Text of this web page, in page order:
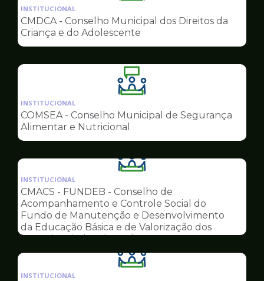
da
pagina
de
Conselhos
INSTITUCIONAL
CMDCA - Conselho Municipal dos Direitos da
Criança e do Adolescente
Ilustração
da
pagina
Conselhos
INSTITUCIONAL
COMSEA - Conselho Municipal de Segurança
Alimentar e Nutricional
Ilustração
da
pagina
de
Conselhos
INSTITUCIONAL
CMACS - FUNDEB - Conselho de
Acompanhamento e Controle Social do
Fundo de Manutenção e Desenvolvimento
da Educação Básica e de Valorização dos
Profissionais da Educação
Ilustração
da
INSTITUCIONAL